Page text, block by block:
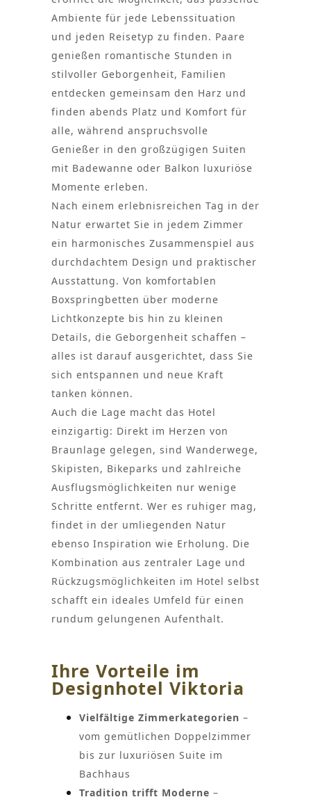
Ambiente für jede Lebenssituation
und jeden Reisetyp zu finden. Paare
genießen romantische Stunden in
stilvoller Geborgenheit, Familien
entdecken gemeinsam den Harz und
finden abends Platz und Komfort für
alle, während anspruchsvolle
Genießer in den großzügigen Suiten
mit Badewanne oder Balkon luxuriöse
Momente erleben.
Nach einem erlebnisreichen Tag in der
Natur erwartet Sie in jedem Zimmer
ein harmonisches Zusammenspiel aus
durchdachtem Design und praktischer
Ausstattung. Von komfortablen
Boxspringbetten über moderne
Lichtkonzepte bis hin zu kleinen
Details, die Geborgenheit schaffen –
alles ist darauf ausgerichtet, dass Sie
sich entspannen und neue Kraft
tanken können.
Auch die Lage macht das Hotel
einzigartig: Direkt im Herzen von
Braunlage gelegen, sind Wanderwege,
Skipisten, Bikeparks und zahlreiche
Ausflugsmöglichkeiten nur wenige
Schritte entfernt. Wer es ruhiger mag,
findet in der umliegenden Natur
ebenso Inspiration wie Erholung. Die
Kombination aus zentraler Lage und
Rückzugsmöglichkeiten im Hotel selbst
schafft ein ideales Umfeld für einen
rundum gelungenen Aufenthalt.
Ihre Vorteile im
Designhotel Viktoria
Vielfältige Zimmerkategorien –
vom gemütlichen Doppelzimmer
bis zur luxuriösen Suite im
Bachhaus
Tradition trifft Moderne –